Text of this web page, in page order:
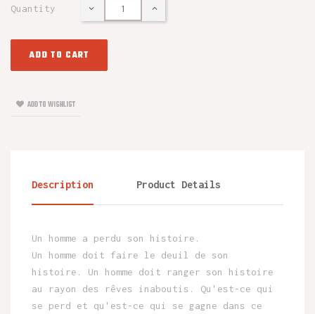
Quantity
ADD TO CART
ADD TO WISHLIST
Description Product Details
Un homme a perdu son histoire.
Un homme doit faire le deuil de son
histoire. Un homme doit ranger son histoire
au rayon des rêves inaboutis. Qu'est-ce qui
se perd et qu'est-ce qui se gagne dans ce